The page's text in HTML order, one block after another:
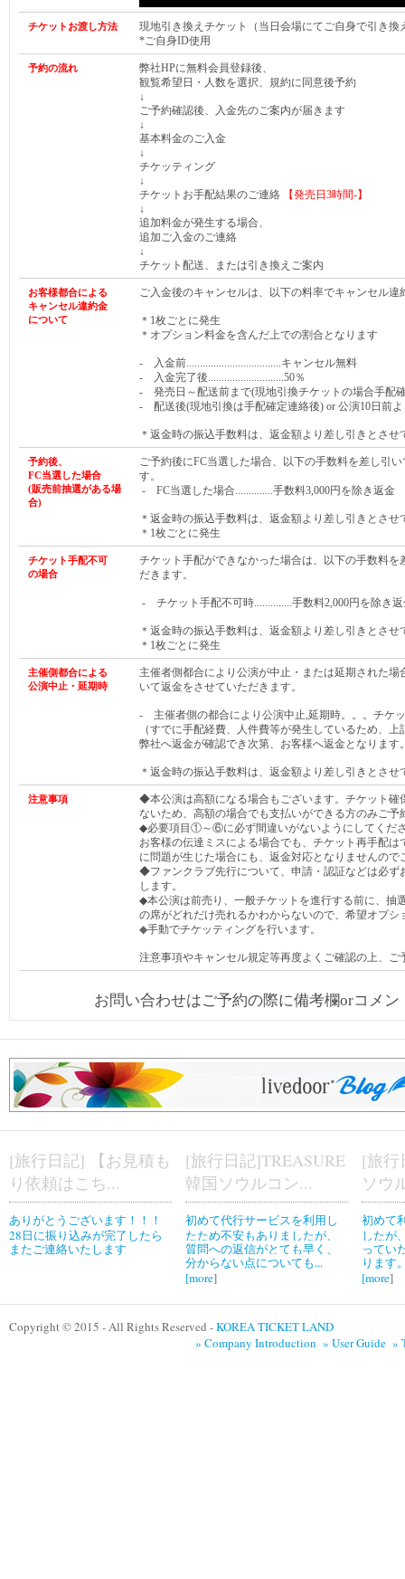
チケットお渡し方法
現地引き換えチケット（当日会場にてご自身で引き換
*ご自身ID使用
予約の流れ
弊社HPに無料会員登録後、
観覧希望日・人数を選択、規約に同意後予約
↓
ご予約確認後、入金先のご案内が届きます
↓
基本料金のご入金
↓
チケッティング
↓
チケットお手配結果のご連絡
【発売日 3時間-】
↓
追加料金が発生する場合、
追加ご入金のご連絡
↓
チケット配送、または引き換えご案内
お客様都合による
キャンセル違約金
について
ご入金後のキャンセルは、以下の料率でキャンセル違
＊1枚ごとに発生
＊オプション料金を含んだ上での割合となります
- 入金前...................................キャンセル無料
- 入金完了後............................50％
- 発売日～配送前まで(現地引換チケットの場合手配
- 配送後(現地引換は手配確定連絡後) or 公演10日前よ
＊返金時の振込手数料は、返金額より差し引きとさせ
予約後、
FC当選した場合
(販売前抽選がある場
合)
ご予約後にFC当選した場合、以下の手数料を差し引
す。
- FC当選した場合..............手数料3,000円を除き返金
＊返金時の振込手数料は、返金額より差し引きとさせ
＊1枚ごとに発生
チケット手配不可
の場合
チケット手配ができなかった場合は、以下の手数料を
だきます。
- チケット手配不可時..............手数料2,000円を除き
＊返金時の振込手数料は、返金額より差し引きとさせ
＊1枚ごとに発生
主催側都合による
公演中止・延期時
主催者側都合により公演が中止・または延期された
いて返金をさせていただきます。
- 主催者側の都合により公演中止,延期時。。。チケ
（すでに手配経費、人件費等が発生しているため、
弊社へ返金が確認でき次第、お客様へ返金となります
＊返金時の振込手数料は、返金額より差し引きとさせ
注意事項
◆本公演は高額になる場合もございます。チケット確
ないため、高額の場合でも支払いができる方のみご予
◆必要項目①～⑥に必ず間違いがないようにしてくだ
お客様の伝達ミスによる場合でも、チケット再手配
に問題が生じた場合にも、返金対応となりませんので
◆ファンクラブ先行について、申請・認証などは必ず
します。
◆本公演は前売り、一般チケットを進行する前に、抽
の席がどれだけ売れるかわからないので、希望オプシ
◆手動でチケッティングを行います。
注意事項やキャンセル規定等再度よくご確認の上、ご
お問い合わせはご予約の際に備考欄orコメ
[旅行日記] 【お見積も
り依頼はこち...
ありがとうございます！！！
28日に振り込みが完了したら
またご連絡いたします
[旅行日記]TREASURE
韓国ソウルコン...
初めて代行サービスを利用し
たため不安もありましたが、
質問への返信がとても早く、
分からない点についても...
[more]
[旅行
ソウ
初めて
したが
ってい
ります
[more]
Copyright © 2015 - All Rights Reserved -KOREA TICKET LAND
» Company Introduction » User Guide »